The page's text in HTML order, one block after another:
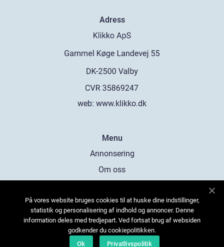
Adress
web: www.klikko.dk
Menu
Annonsering
Om oss
Kontakta oss
Sitemap
På vores website bruges cookies til at huske dine indstillinger,
statistik og personalisering af indhold og annoncer. Denne
information deles med tredjepart. Ved fortsat brug af websiden
godkender du cookiepolitikken.
Ok
Privatlivspolitik